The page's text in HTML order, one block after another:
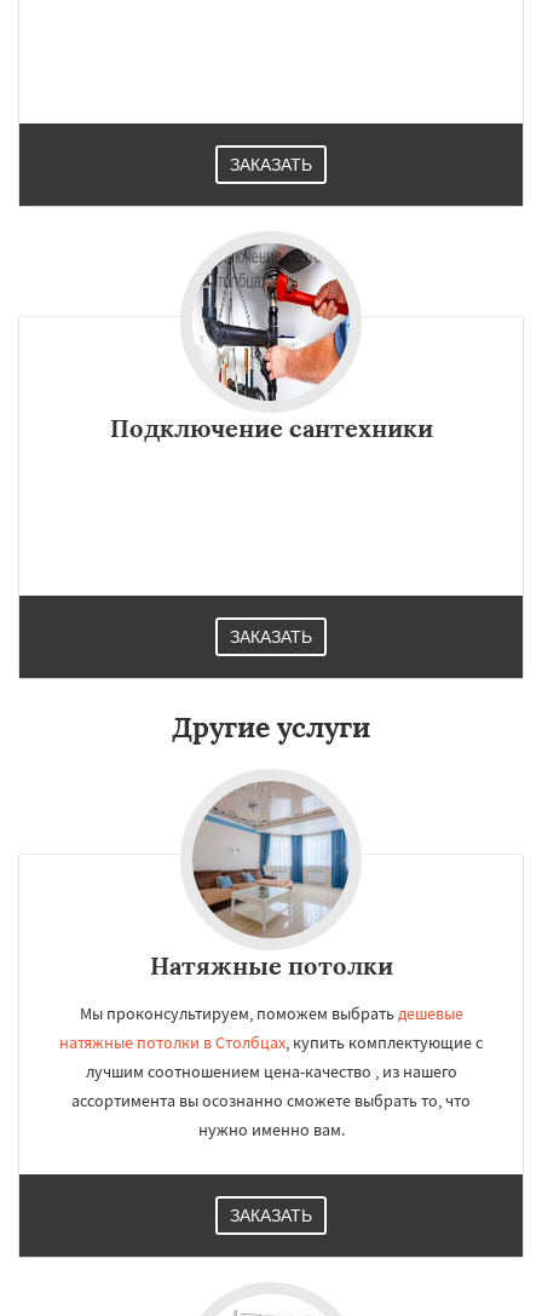
ЗАКАЗАТЬ
Подключение сантехники
ЗАКАЗАТЬ
Другие услуги
Натяжные потолки
Мы проконсультируем, поможем выбратьдешевые
натяжные потолки в Столбцах, купить комплектующие с
лучшим соотношением цена-качество , из нашего
ассортимента вы осознанно сможете выбрать то, что
нужно именно вам.
ЗАКАЗАТЬ